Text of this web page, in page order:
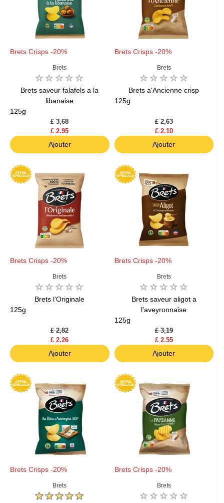
Brets Crisps -20%
Brets
Brets saveur falafels a la
libanaise
125g
£ 3,68
£ 2.95
Ajouter
Brets Crisps -20%
Brets
Brets a'Ancienne crisp
125g
£ 2,63
£ 2.10
Ajouter
Brets Crisps -20%
Brets
Brets l'Originale
125g
£ 2,82
£ 2.26
Ajouter
Brets Crisps -20%
Brets
Brets saveur aligot a
l'aveyronnaise
125g
£ 3,19
£ 2.55
Ajouter
Brets Crisps -20%
Brets
Brets Crisps -20%
Brets